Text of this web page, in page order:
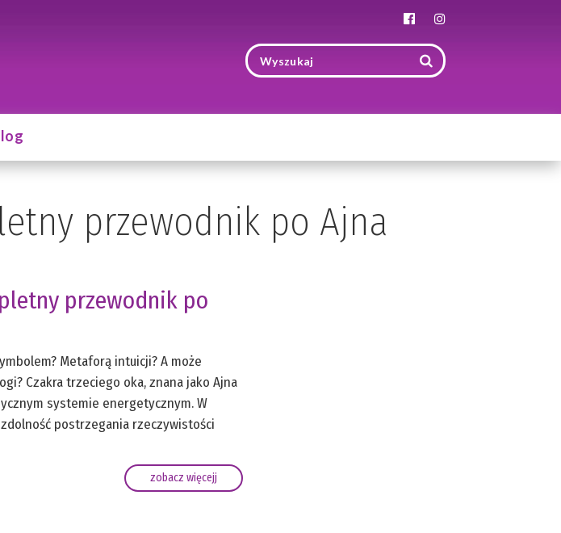
przewodnik po Ajna
przewodnik po
Metaforą intuicji? A może
Czakra trzeciego oka, znana jako Ajna
systemie energetycznym. W
postrzegania rzeczywistości
zobacz więcejj